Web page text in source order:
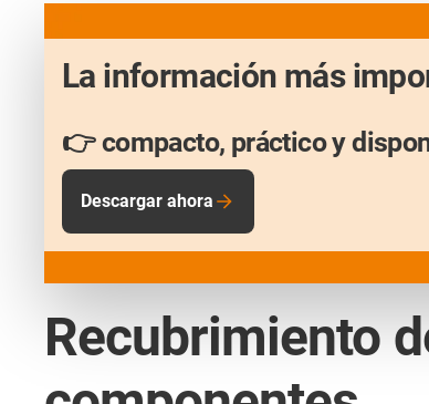
La información más
👉 compacto, práctico y
Descargar ahora
Recubrimiento